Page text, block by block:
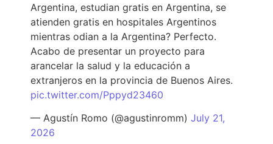
Argentina, estudian gratis en Argentina, se
atienden gratis en hospitales Argentinos
mientras odian a la Argentina? Perfecto.
Acabo de presentar un proyecto para
arancelar la salud y la educación a
extranjeros en la provincia de Buenos Aires.
pic.twitter.com/Pppyd23460
— Agustín Romo (@agustinromm) July 21,
2026